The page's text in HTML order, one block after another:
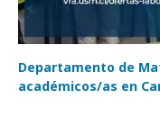
Departamento de
académicos/as en